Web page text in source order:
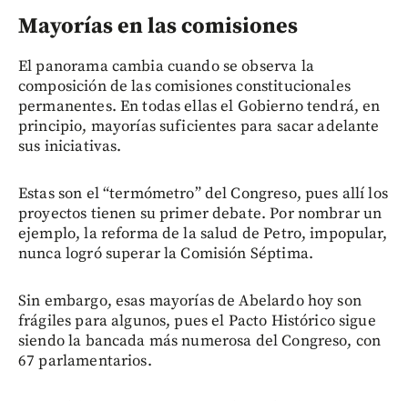
Mayorías en las comisiones
El panorama cambia cuando se observa la
composición de las comisiones constitucionales
permanentes. En todas ellas el Gobierno tendrá, en
principio, mayorías suficientes para sacar adelante
sus iniciativas.
Estas son el “termómetro” del Congreso, pues allí los
proyectos tienen su primer debate. Por nombrar un
ejemplo, la reforma de la salud de Petro, impopular,
nunca logró superar la Comisión Séptima.
Sin embargo, esas mayorías de Abelardo hoy son
frágiles para algunos, pues el Pacto Histórico sigue
siendo la bancada más numerosa del Congreso, con
67 parlamentarios.